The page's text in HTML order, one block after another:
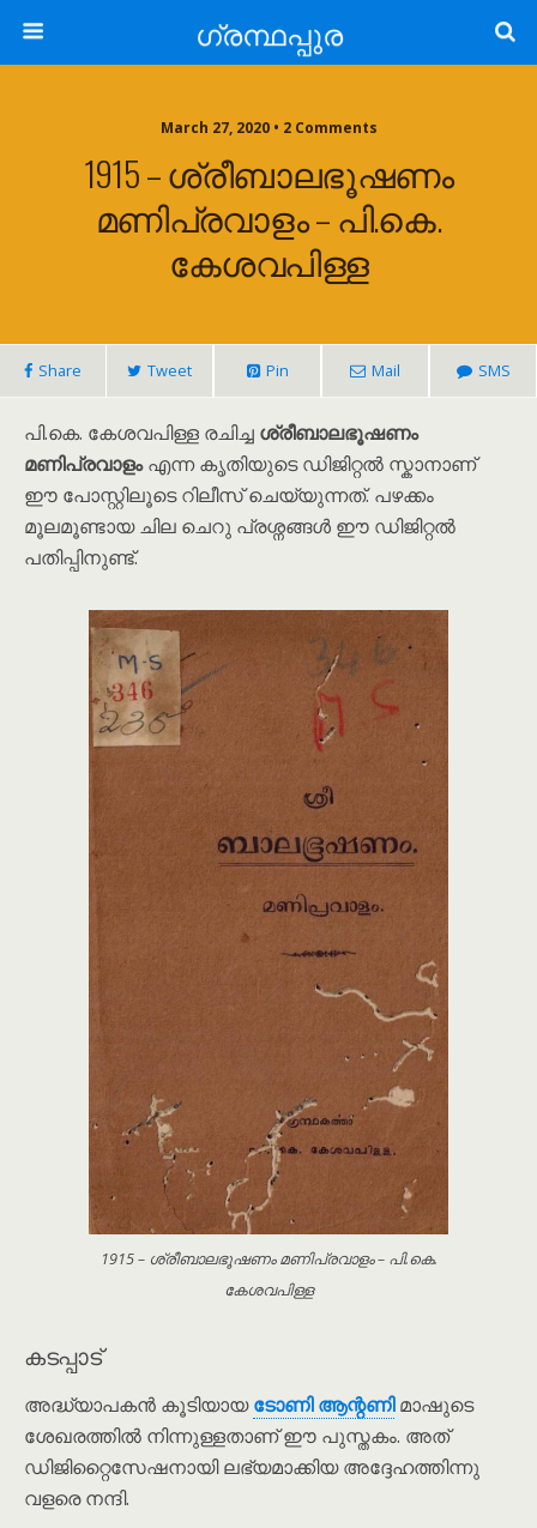
ഗ്രന്ഥപ്പുര
March 27, 2020 • 2 Comments
1915 – ശ്രീബാലഭൂഷണം
മണിപ്രവാളം – പി.കെ.
കേശവപിള്ള
Share Tweet Pin Mail SMS
പി.കെ. കേശവപിള്ള രചിച്ച ശ്രീബാലഭൂഷണം
മണിപ്രവാളംഎന്ന കൃതിയുടെ ഡിജിറ്റൽ സ്കാനാണ്
ഈ പോസ്റ്റിലൂടെ റിലീസ് ചെയ്യുന്നത്. പഴക്കം
മൂലമൂണ്ടായ ചില ചെറു പ്രശ്നങ്ങൾ ഈ ഡിജിറ്റൽ
പതിപ്പിനുണ്ട്.
1915 – ശ്രീബാലഭൂഷണം മണിപ്രവാളം – പി.കെ.
കേശവപിള്ള
കടപ്പാട്
അദ്ധ്യാപകൻ കൂടിയായടോണി ആന്റണിമാഷുടെ
ശേഖരത്തിൽ നിന്നുള്ളതാണ് ഈ പുസ്തകം. അത്
ഡിജിറ്റൈസേഷനായി ലഭ്യമാക്കിയ അദ്ദേഹത്തിന്നു
വളരെ നന്ദി.